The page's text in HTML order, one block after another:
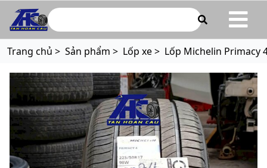
ototanhoancau.com
Trang chủ > Sản phẩm > Lốp xe > Lốp Michelin Primacy